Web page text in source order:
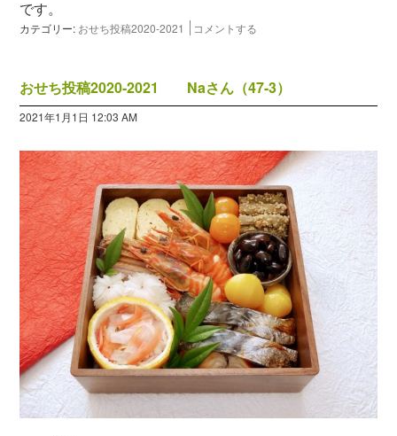
です。
カテゴリー: おせち投稿2020-2021 コメントする
おせち投稿2020-2021 Naさん（47-3）
2021年1月1日 12:03 AM